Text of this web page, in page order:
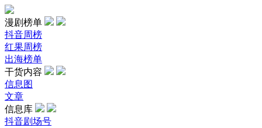
漫剧榜单
抖音周榜
红果周榜
出海榜单
干货内容
信息图
文章
信息库
抖音剧场号